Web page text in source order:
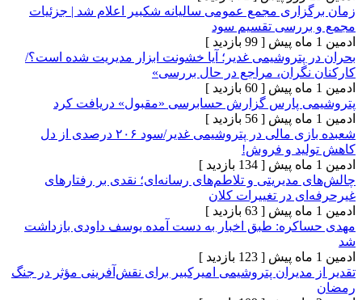
مجمع عمومی سالیانه شکبیر اعلام شد | جزئیات
تقسیم سود
[ 99 بازدید ]
غدیر؛ آیا خشونت ابزار مدیریت شده است؟/
مراجع در حال بررسی»
[ 60 بازدید ]
پارس گزارش حسابرسی «مقبول» دریافت کرد
[ 56 بازدید ]
شعبده بازی مالی در پتروشیمی‌ غدیر/سود ۲۰۶ درصدی از دل
و فروش!
[ 134 بازدید ]
و تلاطم‌های رسانه‌ای؛ نقدی بر رفتارهای
در تغییرات کلان
[ 63 بازدید ]
طبق اخبار به دست آمده یوسف داودی بازداشت
[ 123 بازدید ]
پتروشیمی امیرکبیر برای نقش‌آفرینی مؤثر در جنگ